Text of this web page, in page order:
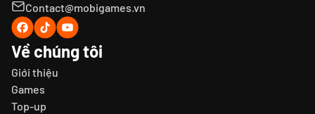
Contact@mobigames.vn
Về chúng tôi
Giới thiệu
Games
Top-up